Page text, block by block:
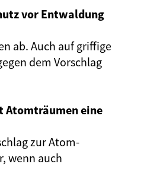
vor Entwaldung
ab. Auch auf griffige
dem Vorschlag
Atomträumen eine
zur Atom-
wenn auch